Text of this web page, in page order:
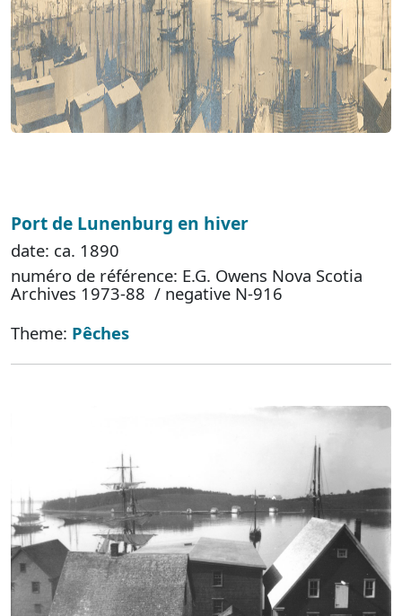
Port de Lunenburg en hiver
date: ca. 1890
numéro de référence: E.G. Owens Nova Scotia
Archives 1973-88 / negative N-916
Theme: Pêches